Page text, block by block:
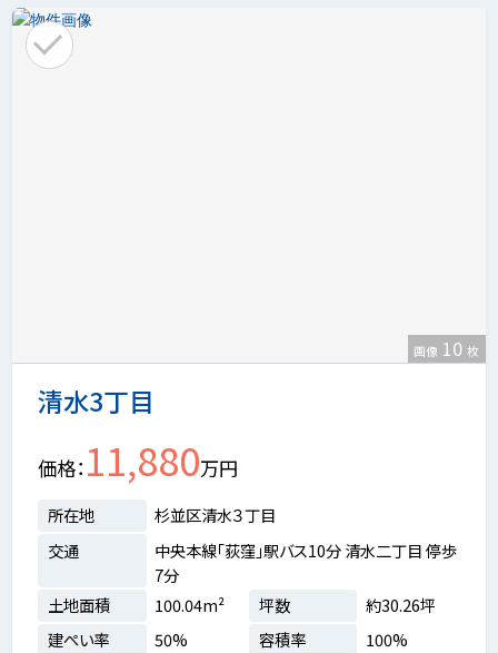
清水3丁目
画像 10 枚
価格 11,880万円
所在地
杉並区清水３丁目
交通
中央本線「荻窪」駅バス10分 清水二丁目 停歩
7分
土地面積
100.04m² 坪数
約30.26坪
建ぺい率
50% 容積率 100%